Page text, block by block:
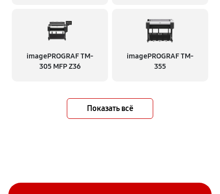
imagePROGRAF TM-
305 MFP Z36
imagePROGRAF TM-
355
Показать всё